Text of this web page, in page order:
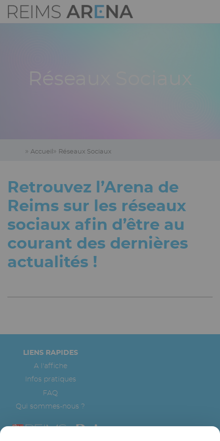
Aller
au
Image
logo
Réseaux Sociaux
Accueil Réseaux Sociaux
Retrouvez l’Arena de
Reims sur les réseaux
sociaux afin d’être au
courant des dernières
actualités !
LIENS RAPIDES
A l'affiche
Infos pratiques
FAQ
Qui sommes-nous ?
Panneau de gestion des cookies